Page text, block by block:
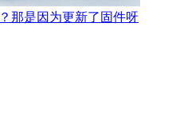
那是因为更新了固件呀